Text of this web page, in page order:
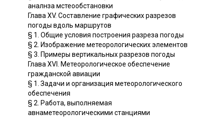
аналнза мстеообстановки
Глава XV. Составление графических разрезов
погоды вдоль маршрутов
§ 1. Общие условия построения разреза погоды
§ 2. Изображение метеорологических элементов
§ 3. Примеры вертикальных разрезов погоды
Глава XVI. Метеорологическое обеспечение
гражданской авиации
§ 1. Задачи и организация метеорологического
обеспечения
§ 2. Работа, выполняемая
авнаметеорологическими станциями